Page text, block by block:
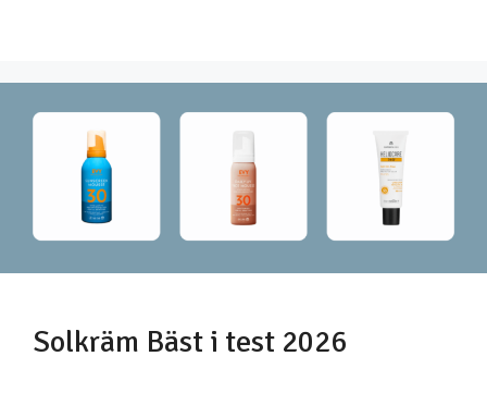
Solkräm Bäst i test 2026